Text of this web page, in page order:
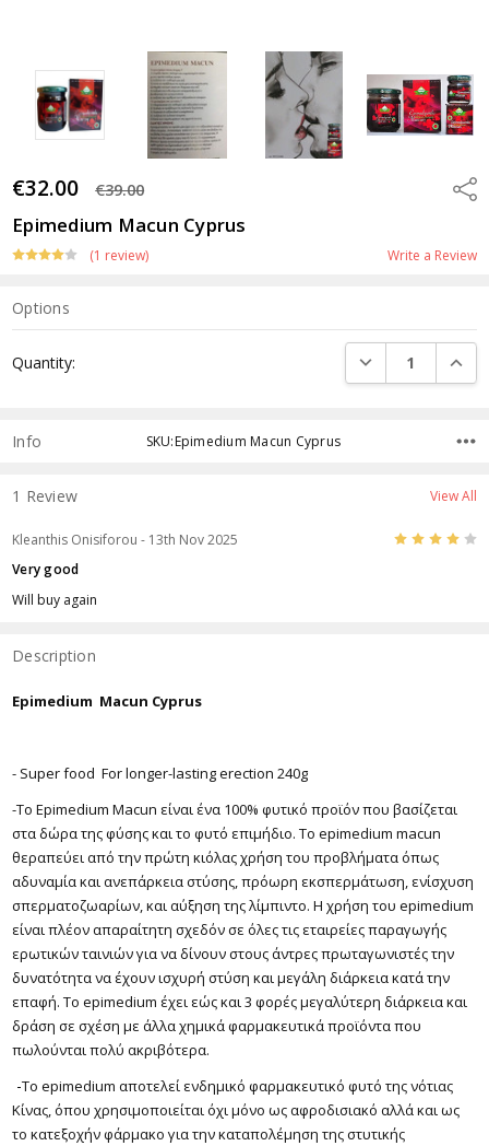
€32.00 €39.00
Epimedium Macun Cyprus
(1 review) Write a Review
Options
Stock:
Quantity: DECREASE
Info SKU:Epimedium Macun Cyprus
Description
Epimedium Macun Cyprus
- Super food For longer-lasting erection 240g
-Το Epimedium Macun είναι ένα 100% φυτικό προϊόν που βασίζεται
στα δώρα της φύσης και το φυτό επιμήδιο. Το epimedium macun
θεραπεύει από την πρώτη κιόλας χρήση του προβλήματα όπως
αδυναμία και ανεπάρκεια στύσης, πρόωρη εκσπερμάτωση, ενίσχυση
σπερματοζωαρίων, και αύξηση της λίμπιντο. Η χρήση του epimedium
είναι πλέον απαραίτητη σχεδόν σε όλες τις εταιρείες παραγωγής
ερωτικών ταινιών για να δίνουν στους άντρες πρωταγωνιστές την
δυνατότητα να έχουν ισχυρή στύση και μεγάλη διάρκεια κατά την
επαφή. Το epimedium έχει εώς και 3 φορές μεγαλύτερη διάρκεια και
δράση σε σχέση με άλλα χημικά φαρμακευτικά προϊόντα που
πωλούνται πολύ ακριβότερα.
-Το epimedium αποτελεί ενδημικό φαρμακευτικό φυτό της νότιας
Κίνας, όπου χρησιμοποιείται όχι μόνο ως αφροδισιακό αλλά και ως
το κατεξοχήν φάρμακο για την καταπολέμηση της στυτικής
1 Review View All
Kleanthis Onisiforou - 13th Nov 2025
Very good
Will buy again